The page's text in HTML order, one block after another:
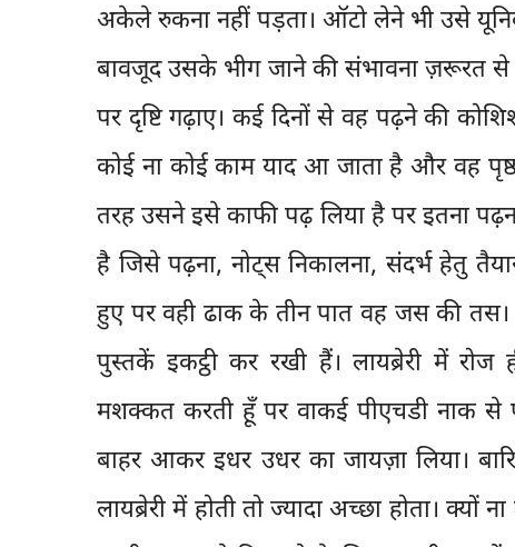
अकेले रुकना नहीं पड़ता। ऑटो लेने भी उसे
बावजूद उसके भीग जाने की संभावना ज़रूरत से
पर दृष्टि गढ़ाए। कई दिनों से वह पढ़ने की
कोई ना कोई काम याद आ जाता है और वह
तरह उसने इसे काफी पढ़ लिया है पर इतना
है जिसे पढ़ना, नोट्स निकालना, संदर्भ हेतु
हुए पर वही ढाक के तीन पात वह जस की
पुस्तकें इकट्ठी कर रखी हैं। लायब्रेरी में
मशक्कत करती हूँ पर वाकई पीएचडी नाक से
बाहर आकर इधर उधर का जायज़ा लिया।
लायब्रेरी में होती तो ज्यादा अच्छा होता।